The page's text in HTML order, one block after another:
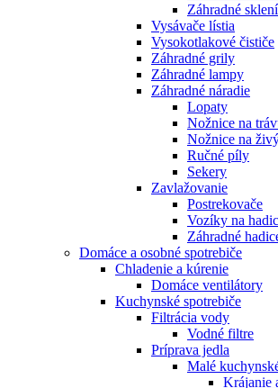
Záhradné
Vysávače lístia
Vysokotlakové čističe
Záhradné grily
Záhradné lampy
Záhradné náradie
Lopaty
Nožnice na
Nožnice na
Ručné píly
Sekery
Zavlažovanie
Postrekovače
Vozíky na
Záhradné
Domáce a osobné spotrebiče
Chladenie a kúrenie
Domáce ventilátory
Kuchynské spotrebiče
Filtrácia vody
Vodné filtre
Príprava jedla
Malé
Krájanie